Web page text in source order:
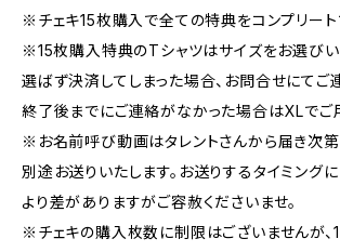
※チェキ15枚購入で全ての特典をコンプリート
※15枚購入特典のTシャツはサイズをお選びい
選ばず決済してしまった場合、お問合せにてご
終了後までにご連絡がなかった場合はXLでご
※お名前呼び動画はタレントさんから届き次第
別途お送りいたします。お送りするタイミングに
より差がありますがご容赦くださいませ。
※チェキの購入枚数に制限はございませんが